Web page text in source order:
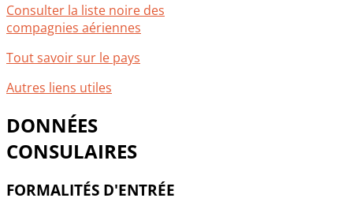
Consulter la liste noire des
compagnies aériennes
Tout savoir sur le pays
Autres liens utiles
DONNÉES
CONSULAIRES
FORMALITÉS D'ENTRÉE